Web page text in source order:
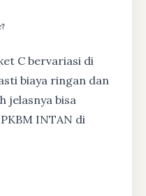
C bervariasi di
biaya ringan dan
jelasnya bisa
INTAN di